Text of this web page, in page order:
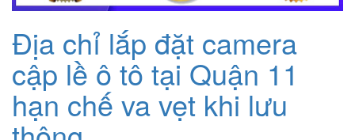
Địa chỉ lắp đặt camera
cập lề ô tô tại Quận 11
hạn chế va vẹt khi lưu